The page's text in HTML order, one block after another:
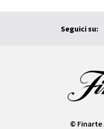
Seguici su:
© Finarte